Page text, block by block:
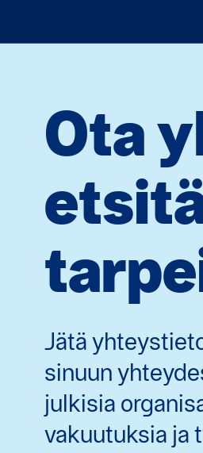
Ota
Jätä
sinuun
julkisia
vakuutuksia ja